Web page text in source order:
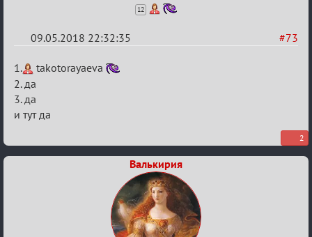
12
#73
09.05.2018 22:32:35
Re:
IX
Кубок
Вендетты
1.
takotorayaeva
2. да
3. да
и тут да
2
Валькирия